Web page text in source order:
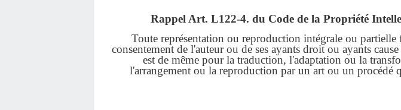
Rappel Art. L122-4. du Code de la Propriété
Toute représentation ou reproduction intégrale ou partielle
consentement de l'auteur ou de ses ayants droit ou ayants
est de même pour la traduction, l'adaptation ou la
l'arrangement ou la reproduction par un art ou un procédé